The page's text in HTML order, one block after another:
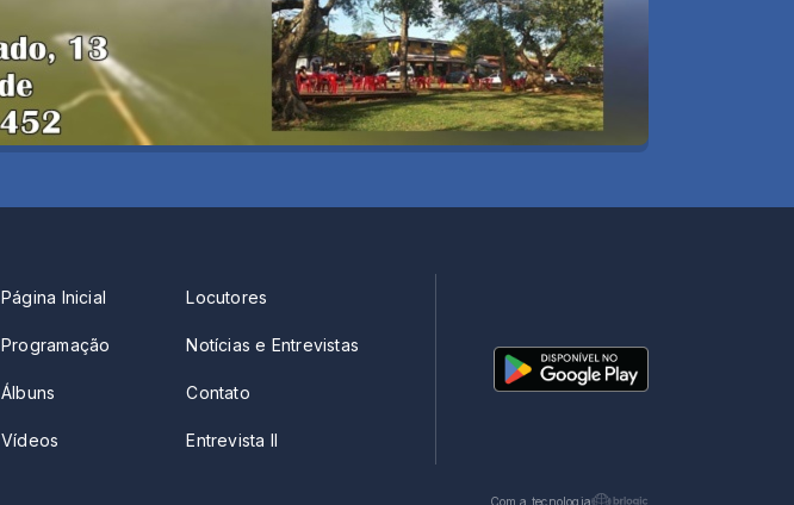
Página Inicial
Programação
Álbuns
Vídeos
Locutores
Notícias e Entrevistas
Contato
Entrevista II
Com a tecnologia